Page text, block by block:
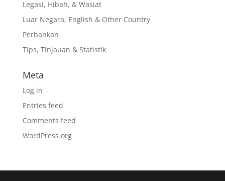
Legasi, Hibah, & Wasiat
Luar Negara, English & Other Country
Perbankan
Tips, Tinjauan & Statistik
Meta
Log in
Entries feed
Comments feed
WordPress.org